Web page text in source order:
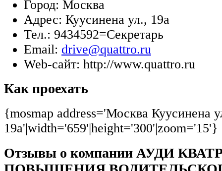
Город: Москва
Адрес: Куусинена ул., 19а
Тел.: 9434592=Секретарь
Email: drive@quattro.ru
Web-сайт: http://www.quattro.ru
Как проехать
{mosmap address='Москва Куусинена
19а'|width='659'|height='300'|zoom='15'}
Отзывы о компании АУДИ